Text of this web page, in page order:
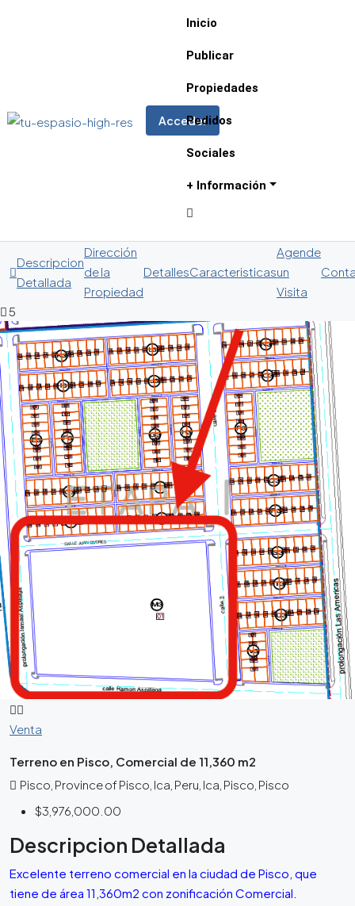
Acceder
Inicio
Publicar
Propiedades
Pedidos
Sociales
+ Información
Descripcion
Detallada
Dirección
de la
Propiedad
DetallesCaracteristicas
Agende
un
Visita
5
Venta
Terreno en Pisco, Comercial de 11,360 m2
Pisco, Province of Pisco, Ica, Peru, Ica, Pisco, Pisco
$3,976,000.00
Descripcion Detallada
Excelente terreno comercial en la ciudad de Pisco, que
tiene de área 11,360m2 con zonificación Comercial.